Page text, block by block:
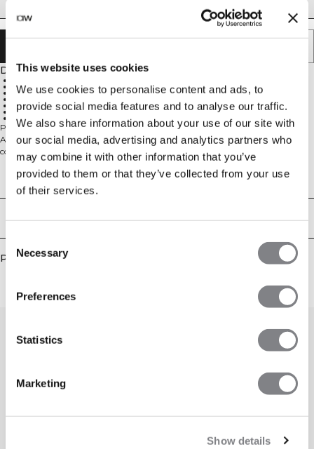
This website uses cookies
We use cookies to personalise content and ads, to
provide social media features and to analyse our traffic.
We also share information about your use of our site with
our social media, advertising and analytics partners who
may combine it with other information that you’ve
provided to them or that they’ve collected from your use
of their services.
Consent
Selection
Necessary
Preferences
Statistics
Marketing
Show details
XL
Description
Open front pockets
Drawstring inside the waistband
Athletic Fit
ICIW embroidery logo
Perfect for warm-up and outdoor training
Pantalon de sport avec poches et ficelle de serrage à la taille. La Collection
Activity est conçue pour un style de vie actif. Ces pantalons vous gardent
confortable et actif avant, pendant et après votre entraînement. Activity
deviendra votre nouveau favori dans votre garde-robe. Parfait pendant
l'échauffement et l'entraînement en extérieur. Poches avant ouvertes. Cordon
de serrage à l'intérieur de la ceinture. Matériau extensible et durable. Logo
ICIW brodé. 68% Coton, 25% Polyester, 7% Elastan
Aspects techniques
Livraison & retours
Produits similaires